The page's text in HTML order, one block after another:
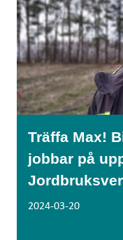
Träffa Max!
jobbar på
2024-03-20